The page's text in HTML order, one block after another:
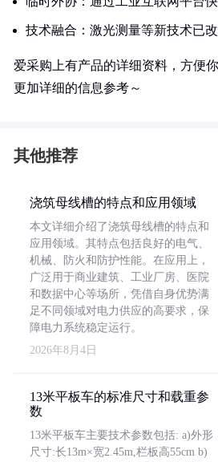
技术融合：激光测量等新技术已
爱采购上有产品的详细资料，方便
更加详细的信息参考～
其他推荐
浇筑母线槽的特点和应用领域
本文详细介绍了浇筑母线槽的特点和
应用领域。其特点包括良好的电气、
机械、防火和防护性能。在应用上，
广泛用于商业建筑、工业厂房、医院
和数据中心等场所，凭借自身优势满
足不同领域对电力供应的高要求，保
障电力系统稳定运行。
2026年8月4日
13米平板车的标准尺寸和载重参
数
13米平板车主要技术参数包括: a)外形
尺寸:长13m×宽2.45m,栏板高55cm b)